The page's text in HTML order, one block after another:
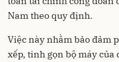
Nam theo quy định.
Việc này nhằm bảo đảm
xếp, tinh gọn bộ máy của